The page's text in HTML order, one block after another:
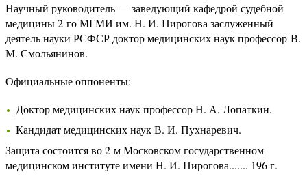
Научный руководитель — заведующий кафедрой судебной
медицины 2-го МГМИ им. Н. И. Пирогова заслуженный
деятель науки РСФСР доктор медицинских наук профессор В.
М. Смольянинов.
Официальные оппоненты:
Доктор медицинских наук профессор Н. А. Лопаткин.
Кандидат медицинских наук В. И. Пухнаревич.
Защита состоится во 2-м Московском государственном
медицинском институте имени Н. И. Пирогова....... 196 г.